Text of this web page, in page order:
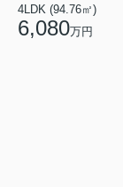
4LDK (94.76㎡)
6,080万円